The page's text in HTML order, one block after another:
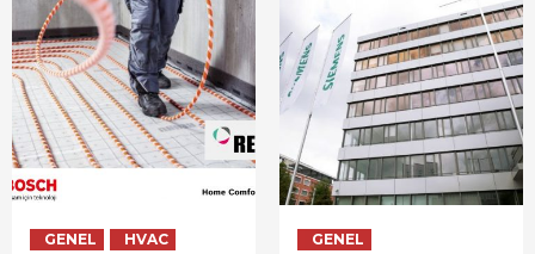
GENEL HVAC
GENEL